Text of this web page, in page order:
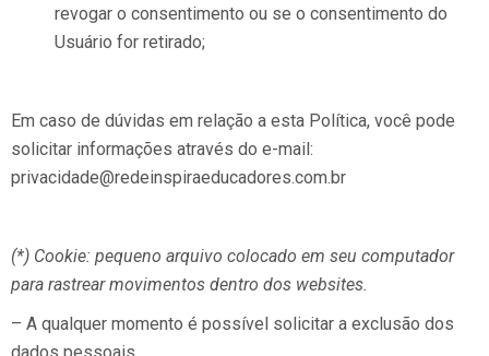
revogar o consentimento ou se o consentimento do
Usuário for retirado;
Em caso de dúvidas em relação a esta Política, você pode
solicitar informações através do e-mail:
privacidade@redeinspiraeducadores.com.br
(*) Cookie: pequeno arquivo colocado em seu computador
para rastrear movimentos dentro dos websites.
– A qualquer momento é possível solicitar a exclusão dos